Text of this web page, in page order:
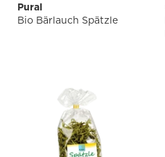
Pural
Bio Bärlauch Spätzle